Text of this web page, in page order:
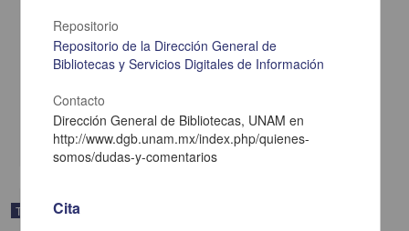
Los dialogos del Calepino de Motul: exploraciones en la
historiografia de la otredad
Artes y Humanidades
Trabajo de grado
Repositorio
Repositorio de la Dirección General de
Bibliotecas y Servicios Digitales de Información
Contacto
Dirección General de Bibliotecas, UNAM en
http://www.dgb.unam.mx/index.php/quienes-
somos/dudas-y-comentarios
Cita